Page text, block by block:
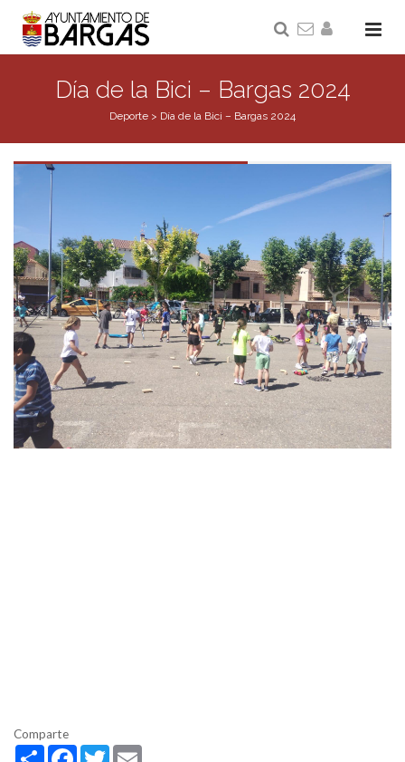
Día de la Bici – Bargas 2024
Deporte > Día de la Bici – Bargas 2024
Comparte
ShareFacebook
Twitter